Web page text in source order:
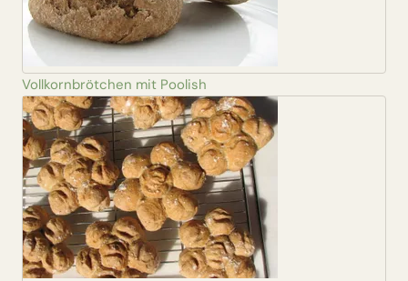
Vollkornbrötchen mit Poolish